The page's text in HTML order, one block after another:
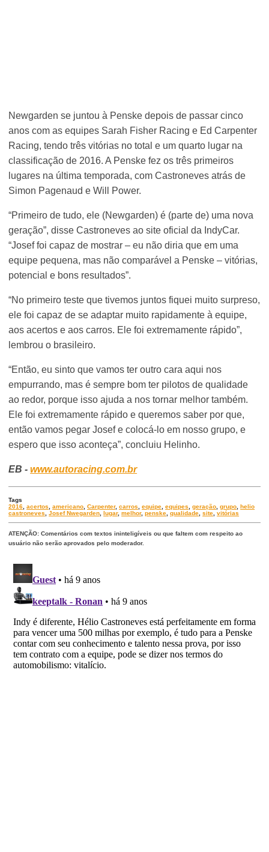
Newgarden se juntou à Penske depois de passar cinco
anos com as equipes Sarah Fisher Racing e Ed Carpenter
Racing, tendo três vitórias no total e um quarto lugar na
classificação de 2016. A Penske fez os três primeiros
lugares na última temporada, com Castroneves atrás de
Simon Pagenaud e Will Power.
“Primeiro de tudo, ele (Newgarden) é (parte de) uma nova
geração”, disse Castroneves ao site oficial da IndyCar.
“Josef foi capaz de mostrar – eu não diria que em uma
equipe pequena, mas não comparável a Penske – vitórias,
potencial e bons resultados”.
“No primeiro teste que tivemos juntos fiquei muito surpreso,
ele foi capaz de se adaptar muito rapidamente à equipe,
aos acertos e aos carros. Ele foi extremamente rápido”,
lembrou o brasileiro.
“Então, eu sinto que vamos ter outro cara aqui nos
empurrando, mas é sempre bom ter pilotos de qualidade
ao redor, porque isso ajuda a nos tornar melhor também.
Ele foi extremamente rápido e queremos saber por que,
então vamos pegar Josef e colocá-lo em nosso grupo, e
espero que isso aconteça”, concluiu Helinho.
EB -www.autoracing.com.br
Tags
2016 ,acertos ,americano ,Carpenter,carros ,equipe ,equipes ,geração ,grupo ,helio
castroneves
,Josef Nwegarden ,lugar,melhor,penske ,qualidade ,site ,vitórias
ATENÇÃO: Comentários com textos ininteligíveis ou que faltem com respeito ao
usuário não serão aprovados pelo moderador.